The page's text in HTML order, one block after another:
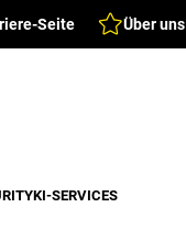
Seite Über uns
KI-SERVICES